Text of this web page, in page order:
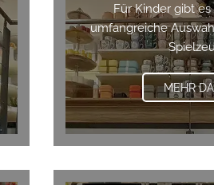
Für Kinder gibt
umfangreiche
MEHR